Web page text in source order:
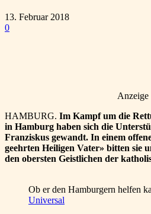
13. Februar 2018
0
Anzeige
HAMBURG. Im Kampf um die
in Hamburg haben sich die
Franziskus gewandt. In einem
geehrten Heiligen Vater» bitten sie
den obersten Geistlichen der
Ob er den Hamburgern
Universal